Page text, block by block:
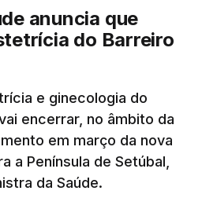
anuncia que
do Barreiro
e ginecologia do
encerrar, no âmbito da
em março da nova
a Península de Setúbal,
da Saúde.